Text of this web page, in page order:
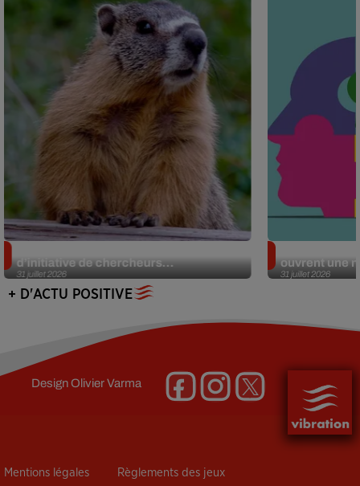
31 juillet 2026
d’initiative de chercheurs...
31 juillet 2026
ouvrent une
+ D'ACTU POSITIVE
DesignOlivier Varma
Mentions légales Règlements des jeux